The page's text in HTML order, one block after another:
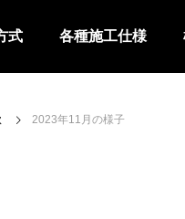
式 各種施工仕様
2023年11月の様子